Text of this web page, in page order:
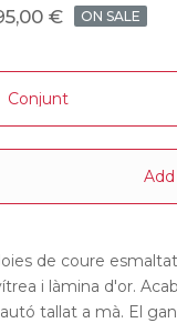
€ ON SALE
de coure
i làmina d'or.
tallat a mà. El